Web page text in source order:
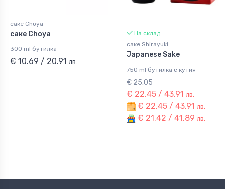
саке Choya
саке Choya
300 ml бутилка
€ 10.69 / 20.91 лв.
На склад
саке Shirayuki
Japanese Sake
750 ml бутилка с кутия
€ 25.05
€ 22.45 / 43.91 лв.
€ 22.45 / 43.91 лв.
€ 21.42 / 41.89 лв.